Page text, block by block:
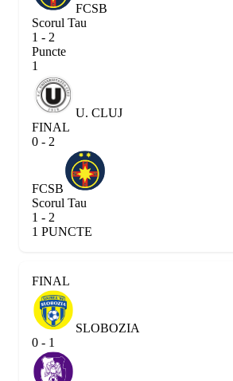
FCSB
Scorul Tau
1 - 2
Puncte
1
U. CLUJ
FINAL
0 - 2
FCSB
Scorul Tau
1 - 2
1 PUNCTE
FINAL
SLOBOZIA
0 - 1